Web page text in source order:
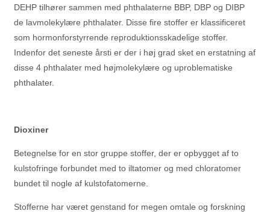
DEHP tilhører sammen med phthalaterne BBP, DBP og DIBP
de lavmolekylære phthalater. Disse fire stoffer er klassificeret
som hormonforstyrrende reproduktionsskadelige stoffer.
Indenfor det seneste årsti er der i høj grad sket en erstatning af
disse 4 phthalater med højmolekylære og uproblematiske
phthalater.
Dioxiner
Betegnelse for en stor gruppe stoffer, der er opbygget af to
kulstofringe forbundet med to iltatomer og med chloratomer
bundet til nogle af kulstofatomerne.
Stofferne har været genstand for megen omtale og forskning